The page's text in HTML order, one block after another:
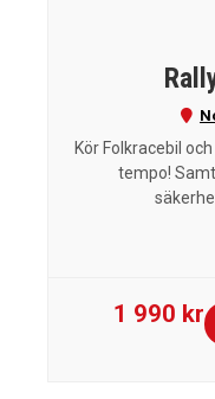
Kör Folkracebil
tempo!
1 990 kr